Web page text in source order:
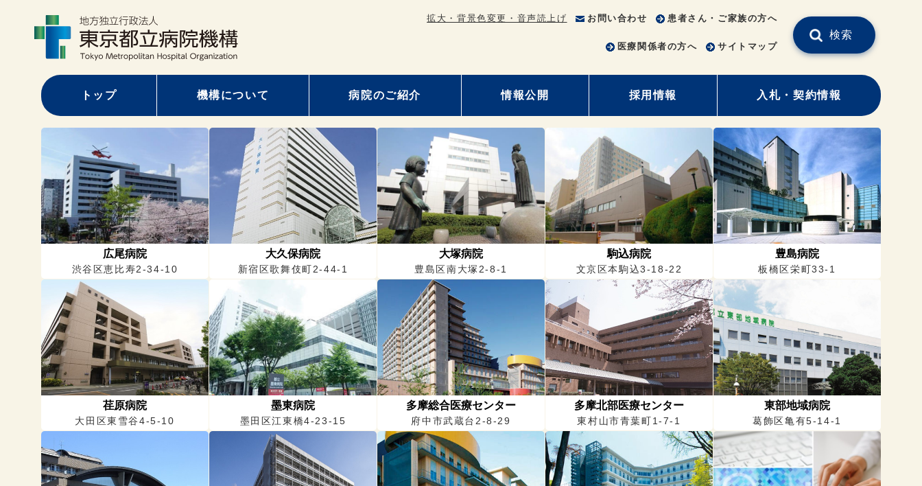
拡大・背景色変更・音声読上げ お問い合わせ 患者さん・ご家族の方へ
医療関係者の方へ サイトマップ
検索
トップ 機構について 病院のご紹介 情報公開 採用情報 入札・契約情報
広尾病院
渋谷区恵比寿2-34-10
大久保病院
新宿区歌舞伎町2-44-1
大塚病院
豊島区南大塚2-8-1
駒込病院
文京区本駒込3-18-22
豊島病院
板橋区栄町33-1
荏原病院
大田区東雪谷4-5-10
墨東病院
墨田区江東橋4-23-15
多摩総合医療センター
府中市武蔵台2-8-29
多摩北部医療センター
東村山市青葉町1-7-1
東部地域病院
葛飾区亀有5-14-1